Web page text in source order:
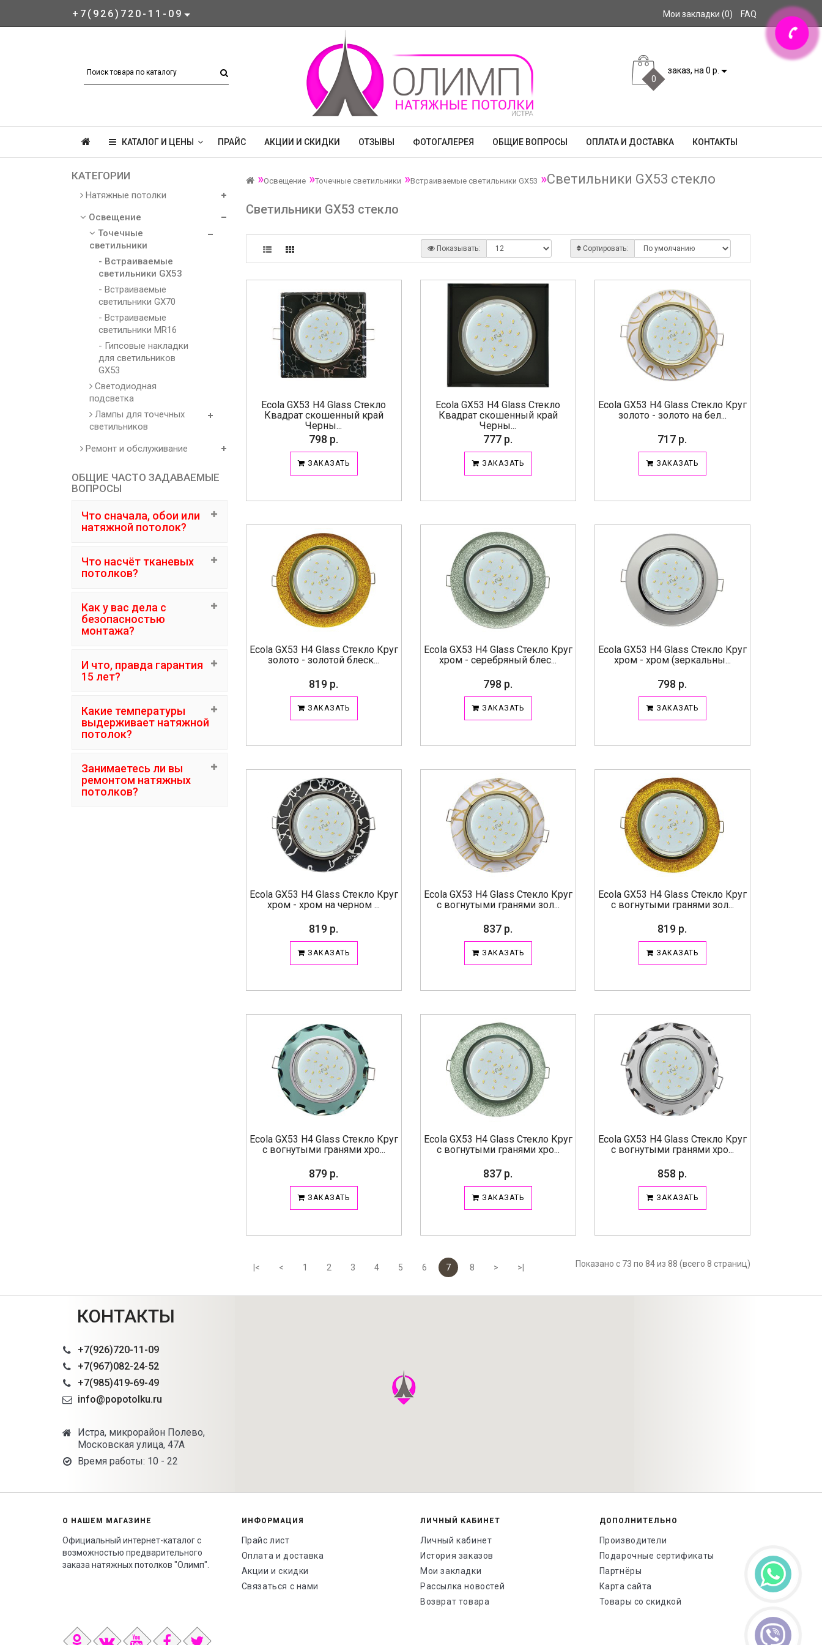
+7(926)720-11-09 Мои закладки (0) FAQ
0
заказ, на 0 р.
КАТАЛОГ И ЦЕНЫ ПРАЙС АКЦИИ И СКИДКИ ОТЗЫВЫ ФОТОГАЛЕРЕЯ ОБЩИЕ ВОПРОСЫ ОПЛАТА И ДОСТАВКА КОНТАКТЫ
КАТЕГОРИИ
Натяжные потолки
Освещение
Точечные
светильники
- Встраиваемые
светильники GX53
- Встраиваемые
светильники GX70
- Встраиваемые
светильники MR16
- Гипсовые накладки
для светильников
GX53
Светодиодная
подсветка
Лампы для точечных
светильников
Ремонт и обслуживание
ОБЩИЕ ЧАСТО ЗАДАВАЕМЫЕ
ВОПРОСЫ
Что сначала, обои или
натяжной потолок?
Что насчёт тканевых
потолков?
Как у вас дела с
безопасностью
монтажа?
И что, правда гарантия
15 лет?
Какие температуры
выдерживает натяжной
потолок?
Занимаетесь ли вы
ремонтом натяжных
потолков?
Освещение Точечные светильники Встраиваемые светильники GX53 Светильники GX53 стекло
Светильники GX53 стекло
Сортировать:
Показывать:
Ecola GX53 H4 Glass Стекло
Квадрат скошенный край
Черны...
798 р.
ЗАКАЗАТЬ
Ecola GX53 H4 Glass Стекло
Квадрат скошенный край
Черны...
777 р.
ЗАКАЗАТЬ
Ecola GX53 H4 Glass Стекло Круг
золото - золото на бел...
717 р.
ЗАКАЗАТЬ
Ecola GX53 H4 Glass Стекло Круг
золото - золотой блеск...
819 р.
ЗАКАЗАТЬ
Ecola GX53 H4 Glass Стекло Круг
хром - серебряный блес...
798 р.
ЗАКАЗАТЬ
Ecola GX53 H4 Glass Стекло Круг
хром - хром (зеркальны...
798 р.
ЗАКАЗАТЬ
Ecola GX53 H4 Glass Стекло Круг
хром - хром на черном ...
819 р.
ЗАКАЗАТЬ
Ecola GX53 H4 Glass Стекло Круг
с вогнутыми гранями зол...
837 р.
ЗАКАЗАТЬ
Ecola GX53 H4 Glass Стекло Круг
с вогнутыми гранями зол...
819 р.
ЗАКАЗАТЬ
Ecola GX53 H4 Glass Стекло Круг
с вогнутыми гранями хро...
879 р.
ЗАКАЗАТЬ
Ecola GX53 H4 Glass Стекло Круг
с вогнутыми гранями хро...
837 р.
ЗАКАЗАТЬ
Ecola GX53 H4 Glass Стекло Круг
с вогнутыми гранями хро...
858 р.
ЗАКАЗАТЬ
|< < 1 2 3 4 5 6 7 8 > >| Показано с 73 по 84 из 88 (всего 8 страниц)
КОНТАКТЫ
+7(926)720-11-09
+7(967)082-24-52
+7(985)419-69-49
info@popotolku.ru
Истра, микрорайон Полево,
Московская улица, 47А
Время работы: 10 - 22
О НАШЕМ МАГАЗИНЕ
Официальный интернет-каталог с
возможностью предварительного
заказа натяжных потолков "Олимп".
ИНФОРМАЦИЯ
Прайс лист
Оплата и доставка
Акции и скидки
Связаться с нами
ЛИЧНЫЙ КАБИНЕТ
Личный кабинет
История заказов
Мои закладки
Рассылка новостей
Возврат товара
ДОПОЛНИТЕЛЬНО
Производители
Подарочные сертификаты
Партнёры
Карта сайта
Товары со скидкой